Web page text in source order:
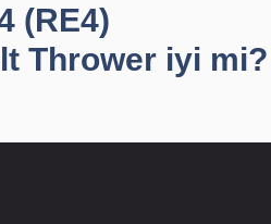
(RE4)
Thrower iyi mi?